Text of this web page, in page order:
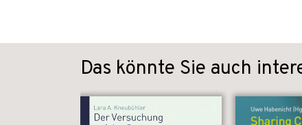
Das könnte Sie auch